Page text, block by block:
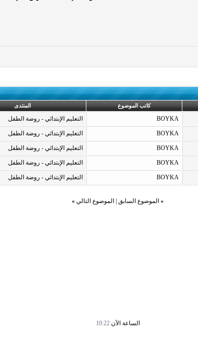
كاتب الموضوع المنتدى
BOYKA التعليم الإبتدائي - روضة الطفل
BOYKA التعليم الإبتدائي - روضة الطفل
BOYKA التعليم الإبتدائي - روضة الطفل
BOYKA التعليم الإبتدائي - روضة الطفل
BOYKA التعليم الإبتدائي - روضة الطفل
« الموضوع السابق الموضوع التالي »
الساعة الآن10:22